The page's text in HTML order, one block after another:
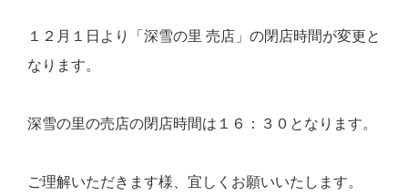
１２月１日より「深雪の里 売店」の閉店時間が変更と
なります。
深雪の里の売店の閉店時間は１６：３０となります。
ご理解いただきます様、宜しくお願いいたします。